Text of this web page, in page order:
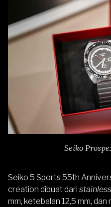
Seiko
Seiko 5 Sports 55th
creation dibuat dari
mm, ketebalan 12,5 mm,